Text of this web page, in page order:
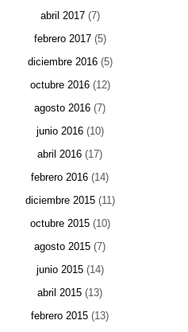
abril 2017(7)
febrero 2017(5)
diciembre 2016(5)
octubre 2016(12)
agosto 2016 (7)
junio 2016(10)
abril 2016 (17)
febrero 2016 (14)
diciembre 2015(11)
octubre 2015(10)
agosto 2015 (7)
junio 2015(14)
abril 2015 (13)
febrero 2015 (13)